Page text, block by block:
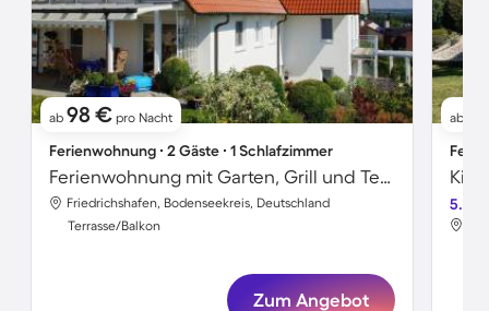
ab 98 € pro Nacht
Ferienwohnung ∙ 2 Gäste ∙ 1 Schlafzimmer
Ferienwohnung mit Garten, Grill und Terrasse
Friedrichshafen, Bodenseekreis, Deutschland
Terrasse/Balkon
Zum Angebot
ab
5.0